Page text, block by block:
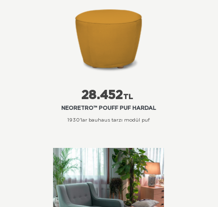
28.452TL
NEORETRO™ POUFF PUF HARDAL
1930'lar bauhaus tarzı modül puf